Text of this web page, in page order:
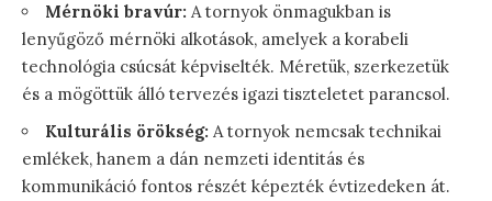
Mérnöki bravúr: A tornyok önmagukban is
lenyűgöző mérnöki alkotások, amelyek a korabeli
technológia csúcsát képviselték. Méretük, szerkezetük
és a mögöttük álló tervezés igazi tiszteletet parancsol.
Kulturális örökség: A tornyok nemcsak technikai
emlékek, hanem a dán nemzeti identitás és
kommunikáció fontos részét képezték évtizedeken át.